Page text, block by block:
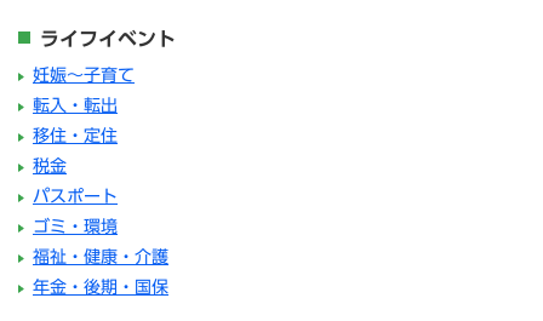
ライフイベント
妊娠～子育て
転入・転出
移住・定住
税金
パスポート
ゴミ・環境
福祉・健康・介護
年金・後期・国保